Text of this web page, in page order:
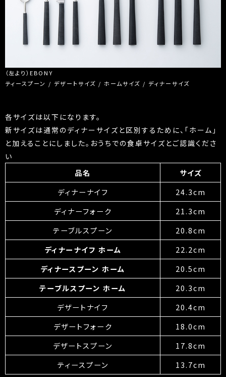
（左より）EBONY
ティースプーン / デザートサイズ / ホームサイズ / ディナーサイズ
各サイズは以下になります。
新サイズは通常のディナーサイズと区別するために、「ホーム」
と加えることにしました。おうちでの食卓サイズとご認識くださ
い
品名
サイズ
ディナーナイフ
24.3cm
ディナーフォーク
21.3cm
テーブルスプーン
20.8cm
ディナーナイフ ホーム
22.2cm
ディナースプーン ホーム
20.5cm
テーブルスプーン ホーム
20.3cm
デザートナイフ
20.4cm
デザートフォーク
18.0cm
デザートスプーン
17.8cm
ティースプーン
13.7cm